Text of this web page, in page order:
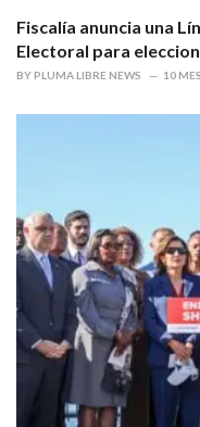
Fiscalía anuncia una
Electoral para
BY PLUMA LIBRE NEWS 10